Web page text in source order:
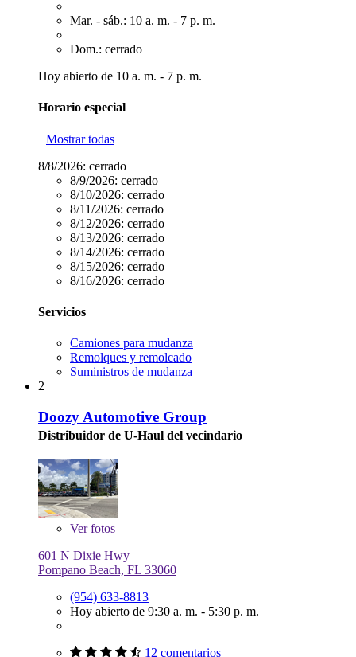
Mar. - sáb.: 10 a. m. - 7 p. m.
Dom.: cerrado
Hoy abierto de 10 a. m. - 7 p. m.
Horario especial
Mostrar todas
8/8/2026: cerrado
8/9/2026: cerrado
8/10/2026: cerrado
8/11/2026: cerrado
8/12/2026: cerrado
8/13/2026: cerrado
8/14/2026: cerrado
8/15/2026: cerrado
8/16/2026: cerrado
Servicios
Camiones para mudanza
Remolques y remolcado
Suministros de mudanza
2
Doozy Automotive Group
Distribuidor de U-Haul del vecindario
Verfotos
601 N Dixie Hwy
Pompano Beach, FL 33060
(954) 633-8813
Hoy abierto de 9:30 a. m. - 5:30 p. m.
12 comentarios